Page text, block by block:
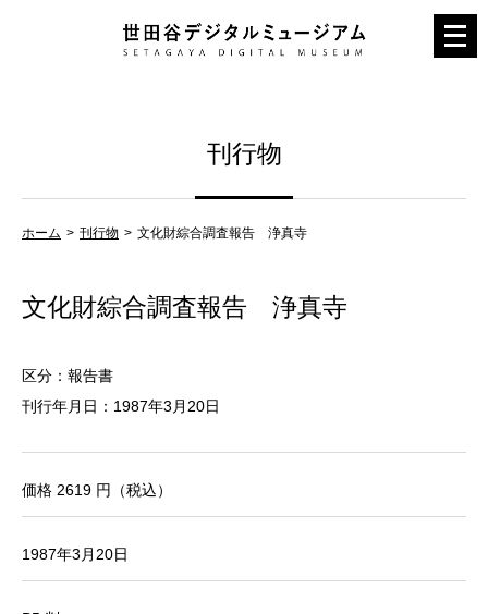
メ
ニ
刊行物
ホーム 刊行物 文化財綜合調査報告 浄真寺
文化財綜合調査報告 浄真寺
区分：報告書
刊行年月日：1987年3月20日
価格 2619 円（税込）
1987年3月20日